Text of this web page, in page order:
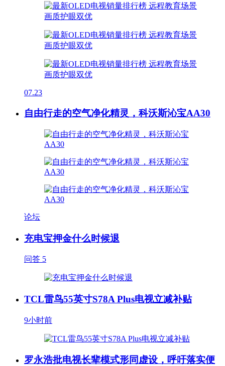
07.23
自由行走的空气净化精灵，科沃斯沁宝AA30
论坛
充电宝押金什么时候退
问答 5
TCL雷鸟55英寸S78A Plus电视立减补贴
9小时前
罗永浩批电视长辈模式形同虚设，呼吁落实便